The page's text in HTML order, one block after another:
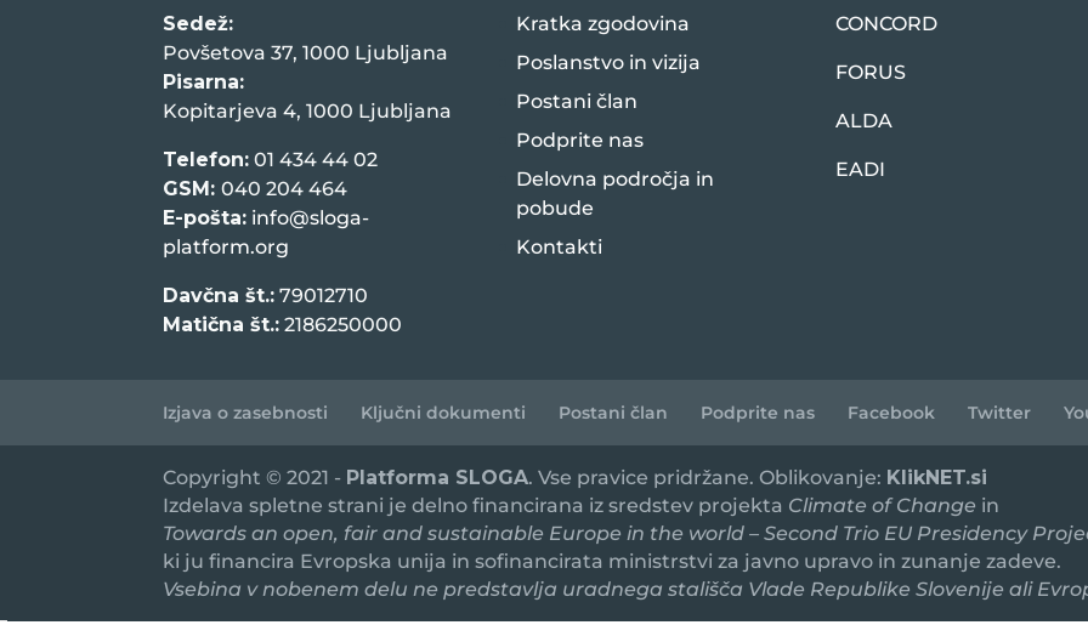
Sedež:
Povšetova 37, 1000 Ljubljana
Pisarna:
Kopitarjeva 4, 1000 Ljubljana
Telefon: 01 434 44 02
GSM:040 204 464
E-pošta: info@sloga-
platform.org
Davčna št.: 79012710
Matična št.: 2186250000
Kratka zgodovina
Poslanstvo in vizija
Postani član
Podprite nas
Delovna področja in
pobude
Kontakti
CONCORD
FORUS
ALDA
EADI
Izjava o zasebnosti Ključni dokumenti Postani član Podprite nas Facebook Twitter
Copyright © 2021 - Platforma SLOGA. Vse pravice pridržane. Oblikovanje: KlikNET.si
Izdelava spletne strani je delno financirana iz sredstev projekta Climate of Change in
Towards an open, fair and sustainable Europe in the world – Second Trio EU Presidency
ki ju financira Evropska unija in sofinancirata ministrstvi za javno upravo in zunanje zadeve.
Vsebina v nobenem delu ne predstavlja uradnega stališča Vlade Republike Slovenije ali